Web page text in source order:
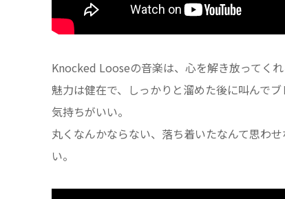
Knocked Looseの音楽は、心を解き放ってく
魅力は健在で、しっかりと溜めた後に叫んで
気持ちがいい。
丸くなんかならない、落ち着いたなんて思わ
い。